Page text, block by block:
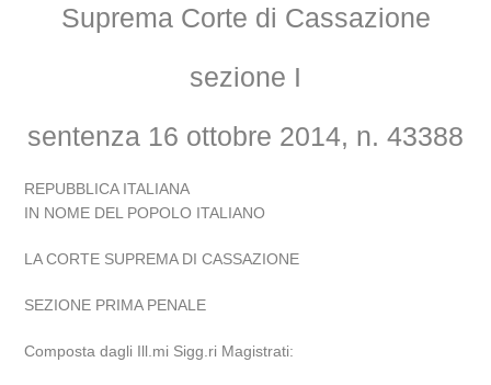
Suprema Corte di Cassazione
sezione I
sentenza 16 ottobre 2014, n. 43388
REPUBBLICA ITALIANA
IN NOME DEL POPOLO ITALIANO
LA CORTE SUPREMA DI CASSAZIONE
SEZIONE PRIMA PENALE
Composta dagli Ill.mi Sigg.ri Magistrati: